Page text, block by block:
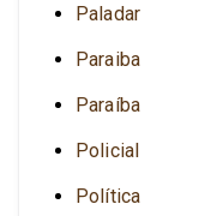
Paladar
Paraiba
Paraíba
Policial
Política